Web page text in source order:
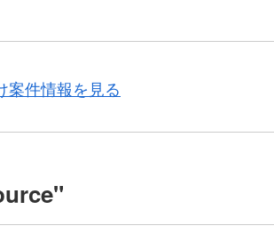
案件情報を見る